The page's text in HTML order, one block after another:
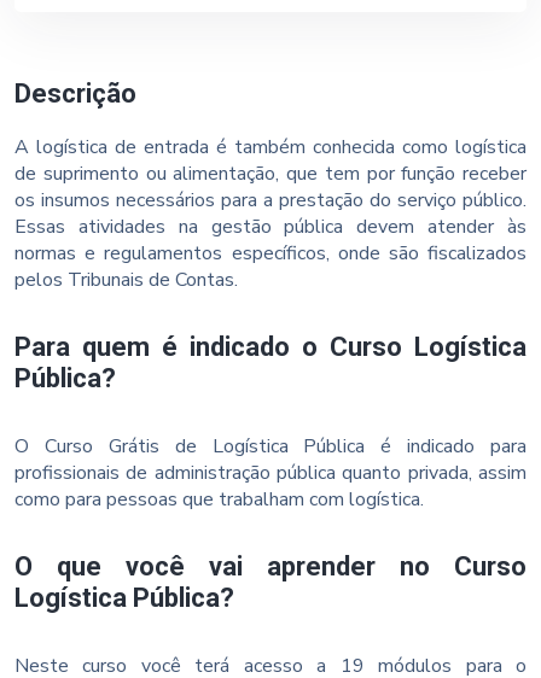
Descrição
A logística de entrada é também conhecida como logística
de suprimento ou alimentação, que tem por função receber
os insumos necessários para a prestação do serviço público.
Essas atividades na gestão pública devem atender às
normas e regulamentos específicos, onde são fiscalizados
pelos Tribunais de Contas.
Para quem é indicado o Curso Logística
Pública?
O Curso Grátis de Logística Pública é indicado para
profissionais de administração pública quanto privada, assim
como para pessoas que trabalham com logística.
O que você vai aprender no Curso
Logística Pública?
Neste curso você terá acesso a 19 módulos para o